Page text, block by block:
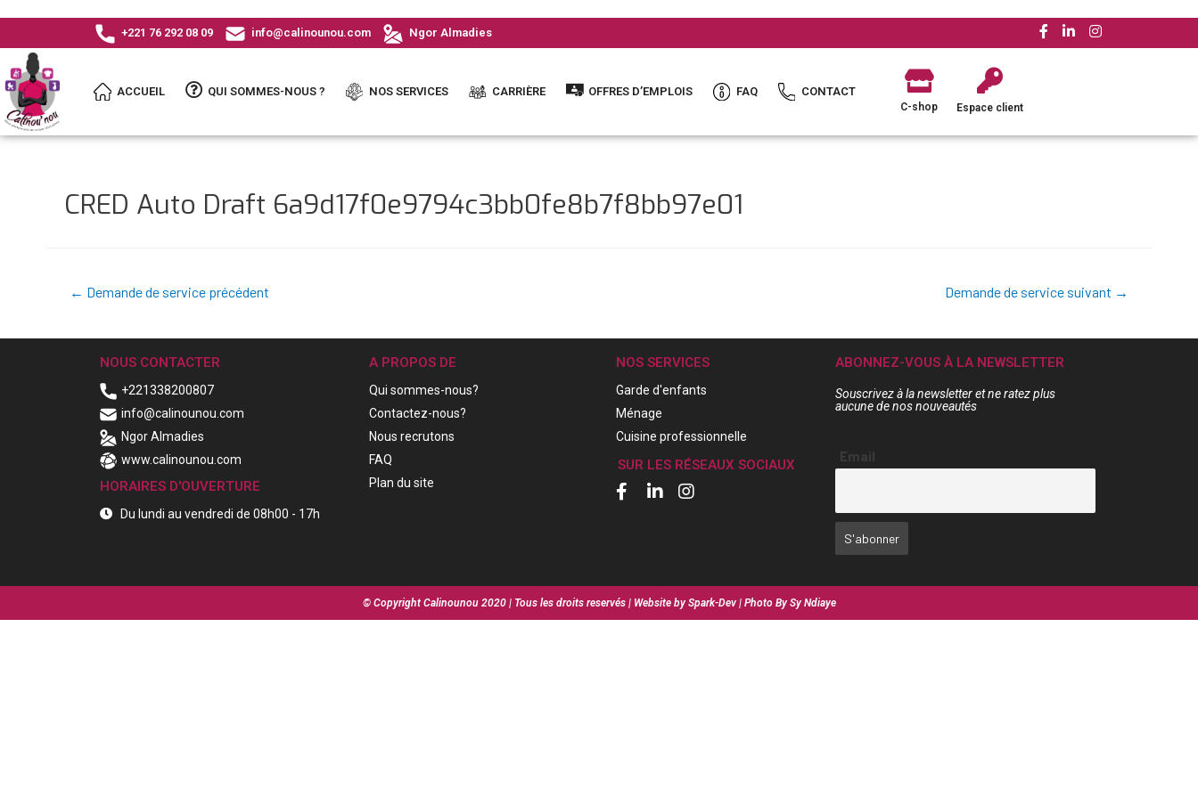
+221 76 292 08 09 info@calinounou.com Ngor Almadies
ACCUEIL QUI SOMMES-NOUS ? NOS SERVICES CARRIÈRE OFFRES D’EMPLOIS FAQ CONTACT
C-shop Espace client
CRED Auto Draft 6a9d17f0e9794c3bb0fe8b7f8bb97e01
← Demande de service précédent Demande de service suivant →
NOUS CONTACTER
+221338200807
info@calinounou.com
Ngor Almadies
www.calinounou.com
HORAIRES D'OUVERTURE
Du lundi au vendredi de 08h00 - 17h
A PROPOS DE
Qui sommes-nous?
Contactez-nous?
Nous recrutons
FAQ
Plan du site
NOS SERVICES
Garde d'enfants
Ménage
Cuisine professionnelle
SUR LES RÉSEAUX SOCIAUX
ABONNEZ-VOUS À LA NEWSLETTER
Souscrivez à la newsletter et ne ratez plus
aucune de nos nouveautés
Email
© Copyright Calinounou 2020 | Tous les droits reservés | Website by Spark-Dev | Photo By Sy Ndiaye